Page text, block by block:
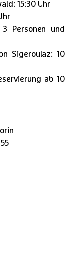
15:30 Uhr
Personen und
Sigeroulaz: 10
ab 10